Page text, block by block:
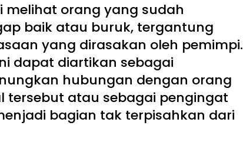
melihat orang yang sudah
baik atau buruk, tergantung
yang dirasakan oleh pemimpi.
dapat diartikan sebagai
hubungan dengan orang
tersebut atau sebagai pengingat
bagian tak terpisahkan dari